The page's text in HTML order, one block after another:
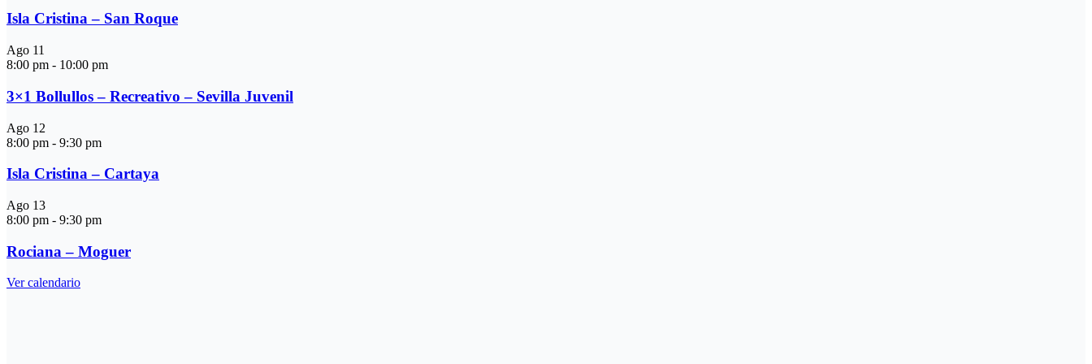
Isla Cristina – San Roque
Ago 11
8:00 pm - 10:00 pm
3×1 Bollullos – Recreativo – Sevilla Juvenil
Ago 12
8:00 pm - 9:30 pm
Isla Cristina – Cartaya
Ago 13
8:00 pm - 9:30 pm
Rociana – Moguer
Ver calendario